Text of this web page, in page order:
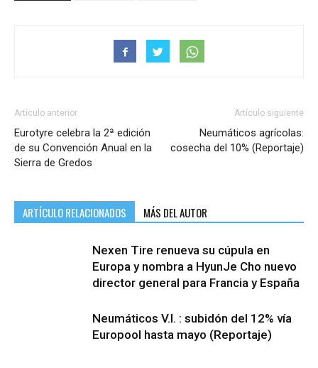
Artículo anterior
Eurotyre celebra la 2ª edición
de su Convención Anual en la
Sierra de Gredos
Artículo siguiente
Neumáticos agrícolas:
cosecha del 10% (Reportaje)
ARTÍCULO RELACIONADOS MÁS DEL AUTOR
Nexen Tire renueva su cúpula en
Europa y nombra a HyunJe Cho nuevo
director general para Francia y España
Neumáticos V.I. : subidón del 12% vía
Europool hasta mayo (Reportaje)